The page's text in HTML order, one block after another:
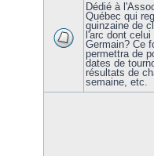
Dédié à
Québec qui
quinzaine de
l'arc dont
Germain? Ce
permettra de
dates de
résultats de
semaine, etc.